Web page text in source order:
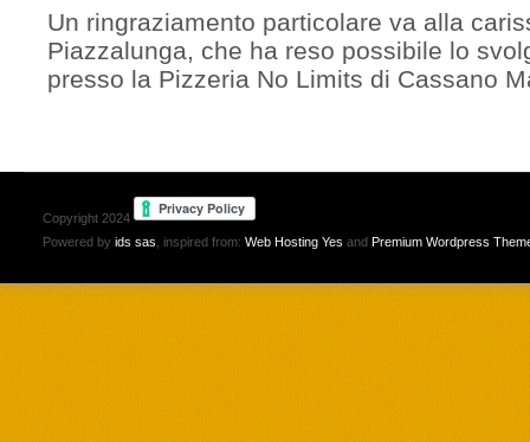
Un ringraziamento particolare va alla
Piazzalunga, che ha reso possibile lo
presso la Pizzeria No Limits di Cassano
Copyright 2024
Powered by ids sas , inspired from: Web Hosting Yes and Premium Wordpress